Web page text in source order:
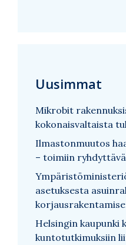
Uusimmat
Mikrobit
kokonaisvaltaista
Ilmastonmuutos
– toimiin
asetuksesta
Helsingin kaupunki
kuntotutkimuksiin